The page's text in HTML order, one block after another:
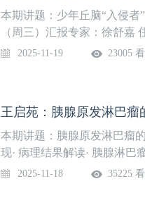
本期讲题：少年丘脑“入侵者
（周三）汇报专家：徐舒嘉
副主任医师 东部战区总医院
2025-11-19 23005
本期讲题：胰腺原发淋巴瘤
现· 病理结果解读· 胰腺淋巴
二）授课专家：王启苑 主治
2025-11-18 35225